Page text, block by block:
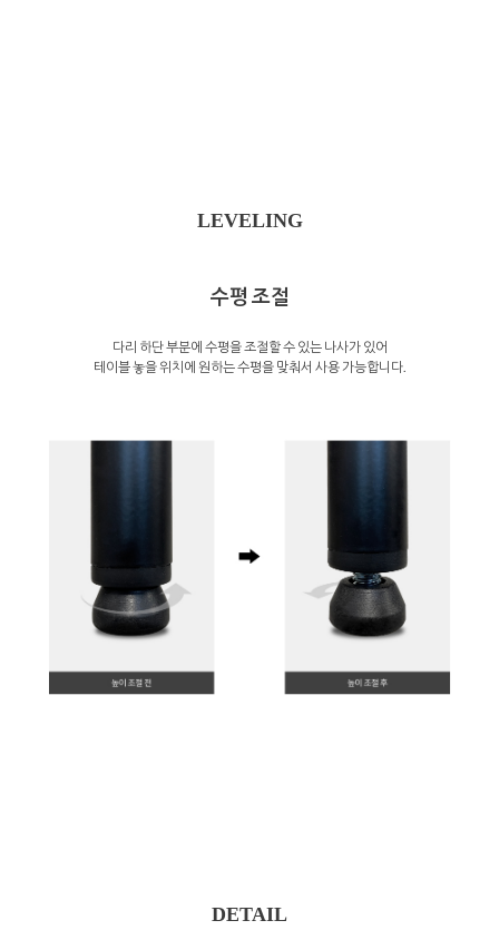
LEVELING
수평 조절
다리 하단 부분에 수평을 조절할 수 있는 나사가 있어
테이블 놓을 위치에 원하는 수평을 맞춰서 사용 가능합니다.
DETAIL